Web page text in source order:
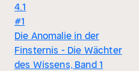
4.1
#1
Die Anomalie in der
Finsternis - Die Wächter
des Wissens, Band 1